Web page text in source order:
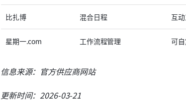
比扎博 混合日程 互
星期一.com 工作流程管理 可
信息来源：官方供应商网站
更新时间：2026-03-21